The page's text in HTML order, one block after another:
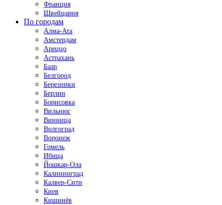
Франция
Швейцария
По городам
Алма-Ата
Амстердам
Ареццо
Астрахань
Баар
Белгород
Березники
Берлин
Борисовка
Вильнюс
Винница
Волгоград
Воронеж
Гомель
Ибица
Йошкар-Ола
Калининград
Калвер-Сити
Киев
Кишинёв